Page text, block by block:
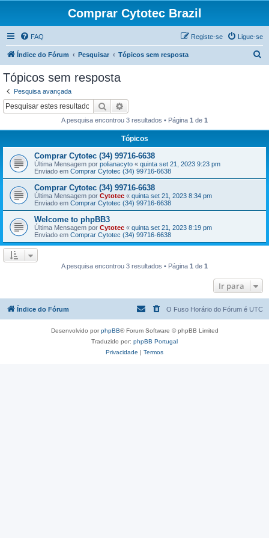
Comprar Cytotec Brazil
FAQ Ligue-se
Registe-se
Índice do Fórum Pesquisar Tópicos sem resposta
Tópicos sem resposta
Pesquisa avançada
Pesquisar
A pesquisa encontrou 3 resultados • Página 1 de 1
Tópicos
Comprar Cytotec (34) 99716-6638
Última Mensagem por polianacyto « quinta set 21, 2023 9:23 pm
Enviado em Comprar Cytotec (34) 99716-6638
Comprar Cytotec (34) 99716-6638
Última Mensagem por Cytotec « quinta set 21, 2023 8:34 pm
Enviado em Comprar Cytotec (34) 99716-6638
Welcome to phpBB3
Última Mensagem por Cytotec « quinta set 21, 2023 8:19 pm
Enviado em Comprar Cytotec (34) 99716-6638
A pesquisa encontrou 3 resultados • Página 1 de 1
Ir para
Índice do Fórum O Fuso Horário do Fórum é UTC
Desenvolvido porphpBB® Forum Software © phpBB Limited
Traduzido por: phpBB Portugal
Privacidade | Termos